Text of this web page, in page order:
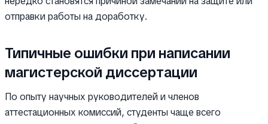
отправки работы на доработку.
Типичные ошибки при написании
магистерской диссертации
По опыту научных руководителей и членов
аттестационных комиссий, студенты чаще всего